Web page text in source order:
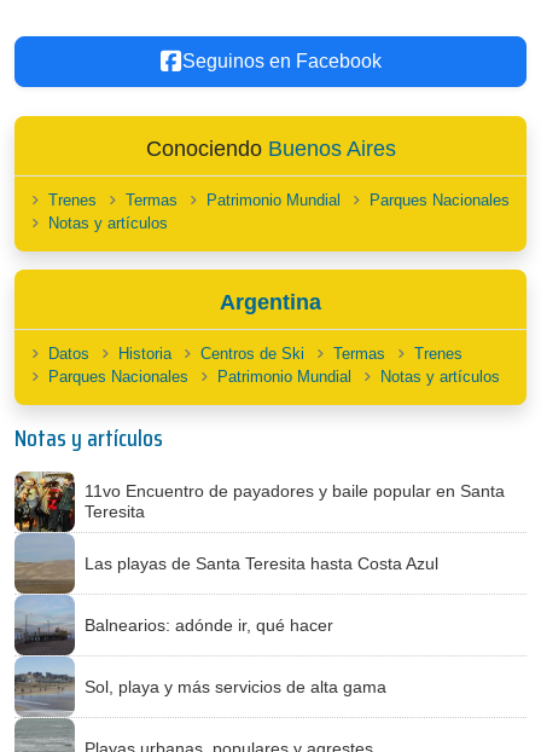
Seguinos en Facebook
Conociendo Buenos Aires
Trenes Termas Patrimonio Mundial
Parques Nacionales
Notas y artículos
Argentina
Datos Historia Centros de Ski Termas
Trenes
Parques Nacionales
Patrimonio Mundial Notas y artículos
Notas y artículos
11vo Encuentro de payadores y baile popular en Santa
Teresita
Las playas de Santa Teresita hasta Costa Azul
Balnearios: adónde ir, qué hacer
Sol, playa y más servicios de alta gama
Playas urbanas, populares y agrestes